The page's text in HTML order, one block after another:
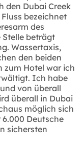
den Dubai Creek
bezeichnet
des
Stelle beträgt
Wassertaxis,
den beiden
zum Hotel war ich
Ich habe
von überall
überall in Dubai
möglich sich
Deutsche
sichersten